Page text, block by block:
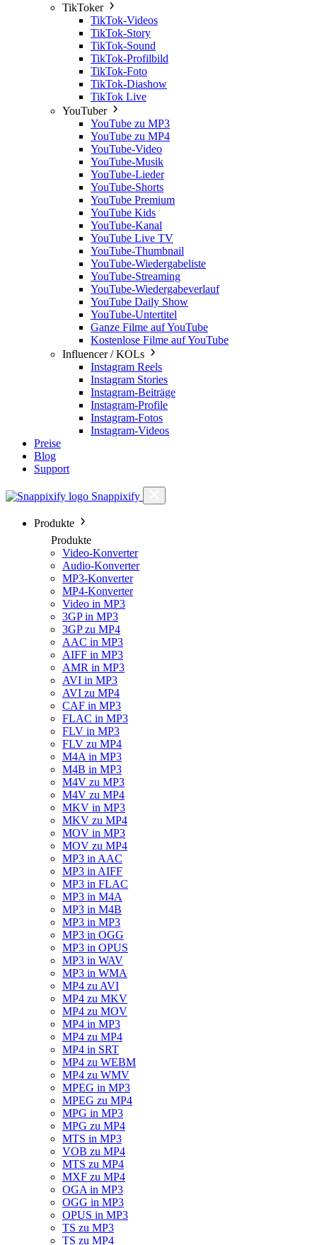
TikToker
TikTok-Videos
TikTok-Story
TikTok-Sound
TikTok-Profilbild
TikTok-Foto
TikTok-Diashow
TikTok Live
YouTuber
YouTube zu MP3
YouTube zu MP4
YouTube-Video
YouTube-Musik
YouTube-Lieder
YouTube-Shorts
YouTube Premium
YouTube Kids
YouTube-Kanal
YouTube Live TV
YouTube-Thumbnail
YouTube-Wiedergabeliste
YouTube-Streaming
YouTube-Wiedergabeverlauf
YouTube Daily Show
YouTube-Untertitel
Ganze Filme auf YouTube
Kostenlose Filme auf YouTube
Influencer / KOLs
Instagram Reels
Instagram Stories
Instagram-Beiträge
Instagram-Profile
Instagram-Fotos
Instagram-Videos
Preise
Blog
Support
Snappixify
Produkte
Produkte
Video-Konverter
Audio-Konverter
MP3-Konverter
MP4-Konverter
Video in MP3
3GP in MP3
3GP zu MP4
AAC in MP3
AIFF in MP3
AMR in MP3
AVI in MP3
AVI zu MP4
CAF in MP3
FLAC in MP3
FLV in MP3
FLV zu MP4
M4A in MP3
M4B in MP3
M4V zu MP3
M4V zu MP4
MKV in MP3
MKV zu MP4
MOV in MP3
MOV zu MP4
MP3 in AAC
MP3 in AIFF
MP3 in FLAC
MP3 in M4A
MP3 in M4B
MP3 in MP3
MP3 in OGG
MP3 in OPUS
MP3 in WAV
MP3 in WMA
MP4 zu AVI
MP4 zu MKV
MP4 zu MOV
MP4 in MP3
MP4 zu MP4
MP4 in SRT
MP4 zu WEBM
MP4 zu WMV
MPEG in MP3
MPEG zu MP4
MPG in MP3
MPG zu MP4
MTS in MP3
VOB zu MP4
MTS zu MP4
MXF zu MP4
OGA in MP3
OGG in MP3
OPUS in MP3
TS zu MP3
TS zu MP4